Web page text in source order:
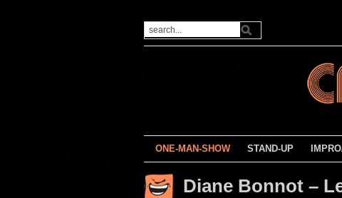
ONE-MAN-SHOW STAND-UP
Diane Bonnot –